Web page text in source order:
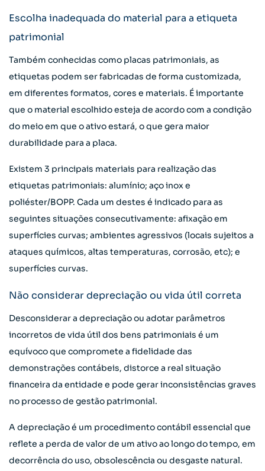
Escolha inadequada do material para a etiqueta
patrimonial
Também conhecidas como placas patrimoniais, as
etiquetas podem ser fabricadas de forma customizada,
em diferentes formatos, cores e materiais. É importante
que o material escolhido esteja de acordo com a condição
do meio em que o ativo estará, o que gera maior
durabilidade para a placa.
Existem 3 principais materiais para realização das
etiquetas patrimoniais: alumínio; aço inox e
poliéster/BOPP. Cada um destes é indicado para as
seguintes situações consecutivamente: afixação em
superfícies curvas; ambientes agressivos (locais sujeitos a
ataques químicos, altas temperaturas, corrosão, etc); e
superfícies curvas.
Não considerar depreciação ou vida útil correta
Desconsiderar a depreciação ou adotar parâmetros
incorretos de vida útil dos bens patrimoniais é um
equívoco que compromete a fidelidade das
demonstrações contábeis, distorce a real situação
financeira da entidade e pode gerar inconsistências graves
no processo de gestão patrimonial.
A depreciação é um procedimento contábil essencial que
reflete a perda de valor de um ativo ao longo do tempo, em
decorrência do uso, obsolescência ou desgaste natural.